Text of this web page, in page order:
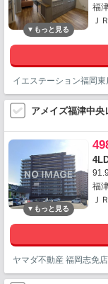
福
Ｊ
イエステーション福岡
アメイズ福津中央
福
Ｊ
ヤマダ不動産 福岡志免